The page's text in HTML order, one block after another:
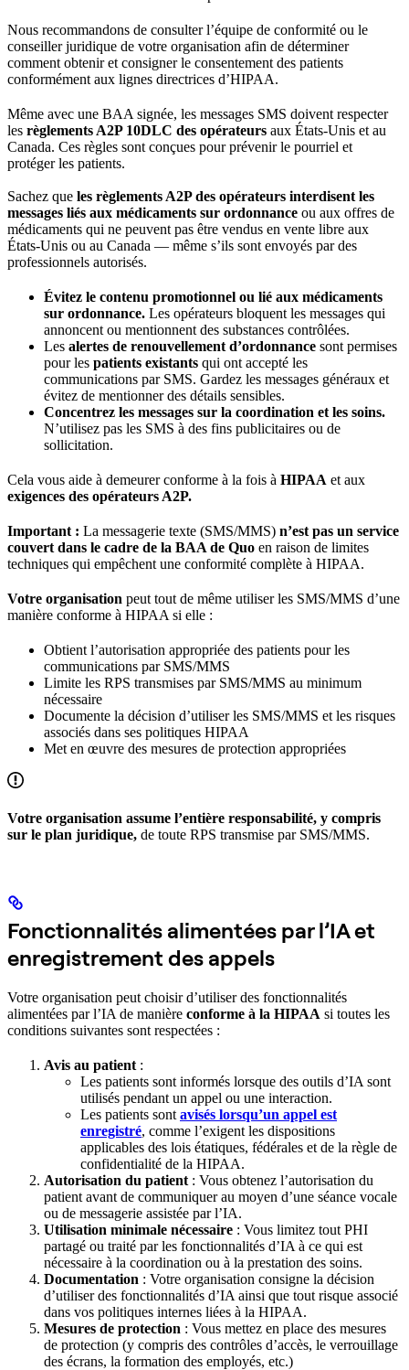
Nous recommandons de consulter l’équipe de conformité ou le
conseiller juridique de votre organisation afin de déterminer
comment obtenir et consigner le consentement des patients
conformément aux lignes directrices d’HIPAA.
Même avec une BAA signée, les messages SMS doivent respecter
les règlements A2P 10DLC des opérateurs aux États-Unis et au
Canada. Ces règles sont conçues pour prévenir le pourriel et
protéger les patients.
Sachez que les règlements A2P des opérateurs interdisent les
messages liés aux médicaments sur ordonnance ou aux offres de
médicaments qui ne peuvent pas être vendus en vente libre aux
États-Unis ou au Canada — même s’ils sont envoyés par des
professionnels autorisés.
Évitez le contenu promotionnel ou lié aux médicaments
sur ordonnance. Les opérateurs bloquent les messages qui
annoncent ou mentionnent des substances contrôlées.
Les alertes de renouvellement d’ordonnance sont permises
pour les patients existants qui ont accepté les
communications par SMS. Gardez les messages généraux et
évitez de mentionner des détails sensibles.
Concentrez les messages sur la coordination et les soins.
N’utilisez pas les SMS à des fins publicitaires ou de
sollicitation.
Cela vous aide à demeurer conforme à la fois à HIPAA et aux
exigences des opérateurs A2P.
Important : La messagerie texte (SMS/MMS) n’est pas un service
couvert dans le cadre de la BAA de Quo en raison de limites
techniques qui empêchent une conformité complète à HIPAA.
Votre organisation peut tout de même utiliser les SMS/MMS d’une
manière conforme à HIPAA si elle :
Obtient l’autorisation appropriée des patients pour les
communications par SMS/MMS
Limite les RPS transmises par SMS/MMS au minimum
nécessaire
Documente la décision d’utiliser les SMS/MMS et les risques
associés dans ses politiques HIPAA
Met en œuvre des mesures de protection appropriées
Votre organisation assume l’entière responsabilité, y compris
sur le plan juridique, de toute RPS transmise par SMS/MMS.
Fonctionnalités alimentées par l’IA et
enregistrement des appels
Votre organisation peut choisir d’utiliser des fonctionnalités
alimentées par l’IA de manière conforme à la HIPAA si toutes les
conditions suivantes sont respectées :
Avis au patient :
Les patients sont informés lorsque des outils d’IA sont
utilisés pendant un appel ou une interaction.
Les patients sont avisés lorsqu’un appel est
enregistré, comme l’exigent les dispositions
applicables des lois étatiques, fédérales et de la règle de
confidentialité de la HIPAA.
Autorisation du patient : Vous obtenez l’autorisation du
patient avant de communiquer au moyen d’une séance vocale
ou de messagerie assistée par l’IA.
Utilisation minimale nécessaire : Vous limitez tout PHI
partagé ou traité par les fonctionnalités d’IA à ce qui est
nécessaire à la coordination ou à la prestation des soins.
Documentation : Votre organisation consigne la décision
d’utiliser des fonctionnalités d’IA ainsi que tout risque associé
dans vos politiques internes liées à la HIPAA.
Mesures de protection : Vous mettez en place des mesures
de protection (y compris des contrôles d’accès, le verrouillage
des écrans, la formation des employés, etc.)